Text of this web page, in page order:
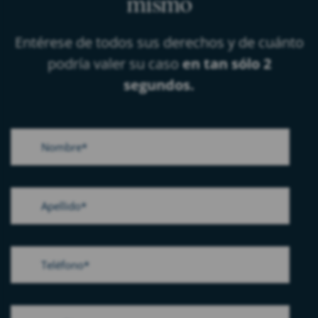
Entérese de todos sus derechos y de cuánto
podría valer su casoen tan sólo 2
segundos.